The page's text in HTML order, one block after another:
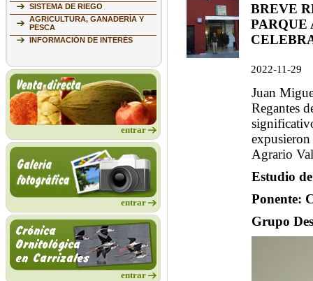
SISTEMA DE RIEGO
AGRICULTURA, GANADERÍA Y
PESCA
INFORMACIÓN DE INTERÉS
entrar
entrar
entrar
BREVE
2022-11-29
Juan
Regantes
expusieron
Agrario
Estudio
Ponente:
Grupo